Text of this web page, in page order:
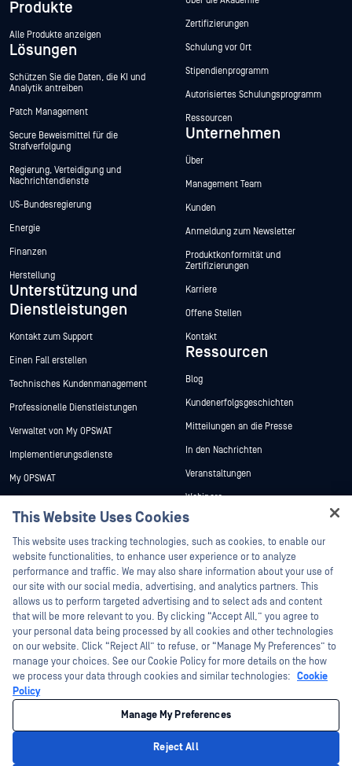
Produkte
Alle Produkte anzeigen
Lösungen
Schützen Sie die Daten, die KI und
Analytik antreiben
Patch Management
Secure Beweismittel für die
Strafverfolgung
Regierung, Verteidigung und
Nachrichtendienste
US-Bundesregierung
Energie
Finanzen
Herstellung
Unterstützung und
Dienstleistungen
Kontakt zum Support
Einen Fall erstellen
Technisches Kundenmanagement
Professionelle Dienstleistungen
Verwaltet von My OPSWAT
Implementierungsdienste
My OPSWAT
Ausbildung
Programm zur Behebung von
Sicherheitslücken
Partner
Zertifizierung
Technologie-Partner
Partner Programm
Zertifizierungen
Schulung vor Ort
Stipendienprogramm
Autorisiertes Schulungsprogramm
Ressourcen
Unternehmen
Über
Management Team
Kunden
Anmeldung zum Newsletter
Produktkonformität und
Zertifizierungen
Karriere
Offene Stellen
Kontakt
Ressourcen
Blog
Kundenerfolgsgeschichten
Mitteilungen an die Presse
In den Nachrichten
Veranstaltungen
Webinare
Datenblätter
Weiße Papiere
Kostenlose Tools
©2026 OPSWAT . Alle Rechte vorbehalten. OPSWAT, MetaDefender, Metascan,
MetaAccess, das OPSWAT , Trust no File. Trust No Device., OPSWAT , Protecting the
World's Critical Infrastructure, Deep CDR™ Technology, InQuest, das InQuest-Logo,
DFI, RetroHunt, Deep File Inspection und Join the Hunt sind Marken von OPSWAT .
Marken von Drittanbietern sind Eigentum ihrer jeweiligen Inhaber.
Cookie-Präferenzen verwalten
Entscheidungen zum Datenschutz in Kalifornien
This Website Uses Cookies
This website uses tracking technologies, such as cookies, to enable our
website functionalities, to enhance user experience or to analyze
performance and traffic. We may also share information about your use of
our site with our social media, advertising, and analytics partners. This
allows us to perform targeted advertising and to select ads and content
that will be more relevant to you. By clicking “Accept All,” you agree to
your personal data being processed by all cookies and other technologies
on our website. Click “Reject All” to refuse, or “Manage My Preferences” to
manage your choices. See our Cookie Policy for more details on the how
we process your data through cookies and similar technologies: Cookie
Policy
Manage My Preferences
Reject All
Hey there!
I'm Ozzy, your OPSWAT virtual assistant.
How can I help you secure what's critical
today?